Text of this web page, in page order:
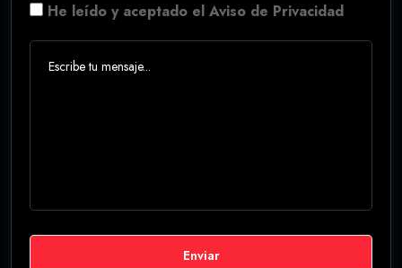
He leído y aceptado el Aviso de Privacidad
Enviar